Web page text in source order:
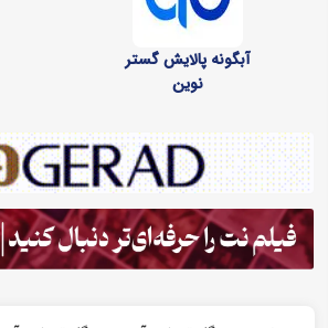
آبگونه پالایش گستر
نوین